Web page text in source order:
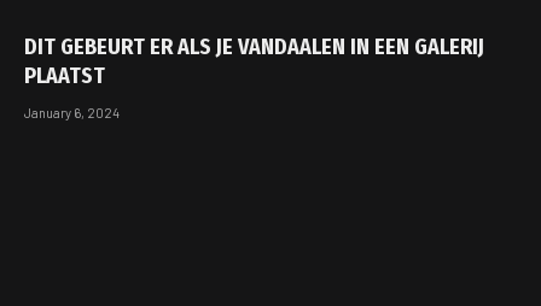
DIT GEBEURT ER ALS JE VANDAALEN IN EEN GALERIJ
PLAATST
January 6, 2024